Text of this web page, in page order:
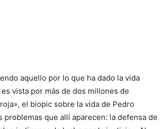
aquello por lo que ha dado la vida
vista por más de dos millones de
el biopic sobre la vida de Pedro
que allí aparecen: la defensa de